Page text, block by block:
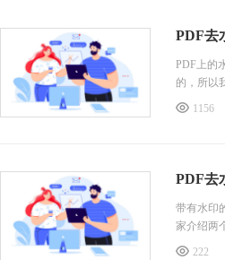
PDF去
PDF上的
的，所以
方法都是
1156
PDF去
带有水印
家介绍两
绍这两个
222